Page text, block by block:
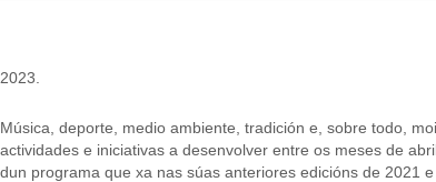
2023.
Música, deporte, medio ambiente, tradición e, sobre todo,
actividades e iniciativas a desenvolver entre os meses de
dun programa que xa nas súas anteriores edicións de 2021